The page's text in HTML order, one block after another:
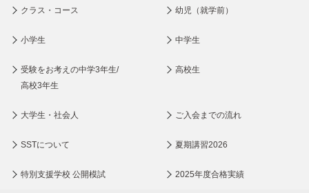
クラス・コース 幼児（就学前）
小学生 中学生
受験をお考えの中学3年生/
高校3年生
高校生
大学生・社会人 ご入会までの流れ
SSTについて 夏期講習2026
特別支援学校 公開模試 2025年度合格実績